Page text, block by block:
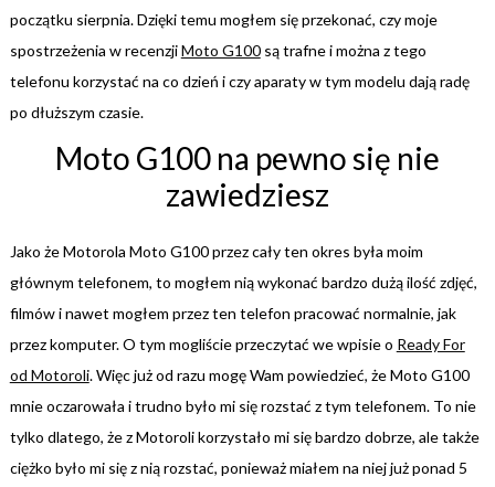
początku sierpnia. Dzięki temu mogłem się przekonać, czy moje
spostrzeżenia w recenzjiMoto G100są trafne i można z tego
telefonu korzystać na co dzień i czy aparaty w tym modelu dają radę
po dłuższym czasie.
Moto G100 na pewno się nie
zawiedziesz
Jako że Motorola Moto G100 przez cały ten okres była moim
głównym telefonem, to mogłem nią wykonać bardzo dużą ilość zdjęć,
filmów i nawet mogłem przez ten telefon pracować normalnie, jak
przez komputer. O tym mogliście przeczytać we wpisie o Ready For
od Motoroli. Więc już od razu mogę Wam powiedzieć, że Moto G100
mnie oczarowała i trudno było mi się rozstać z tym telefonem. To nie
tylko dlatego, że z Motoroli korzystało mi się bardzo dobrze, ale także
ciężko było mi się z nią rozstać, ponieważ miałem na niej już ponad 5